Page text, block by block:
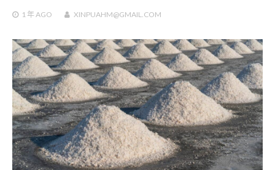
1 年AGO XINPUAHM@GMAIL.COM